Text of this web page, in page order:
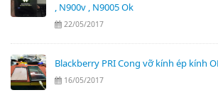
, N900v , N9005 Ok
22/05/2017
Blackberry PRI Cong vỡ kính ép kính
16/05/2017